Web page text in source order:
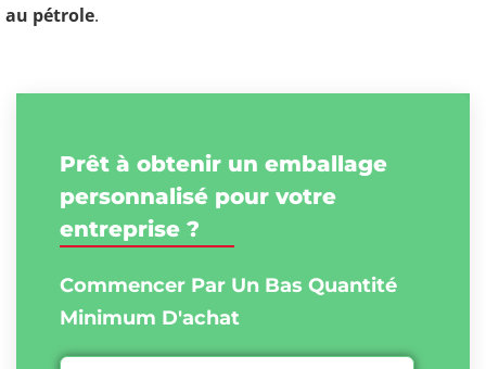
au pétrole.
Prêt à obtenir un emballage
personnalisé pour votre
entreprise ?
Commencer Par Un Bas Quantité
Minimum D'achat